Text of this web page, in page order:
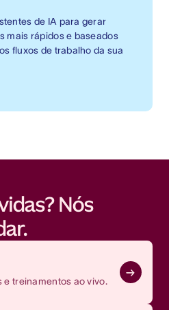
de IA para gerar
mais rápidos e baseados
fluxos de trabalho da sua
Nós
treinamentos ao vivo.